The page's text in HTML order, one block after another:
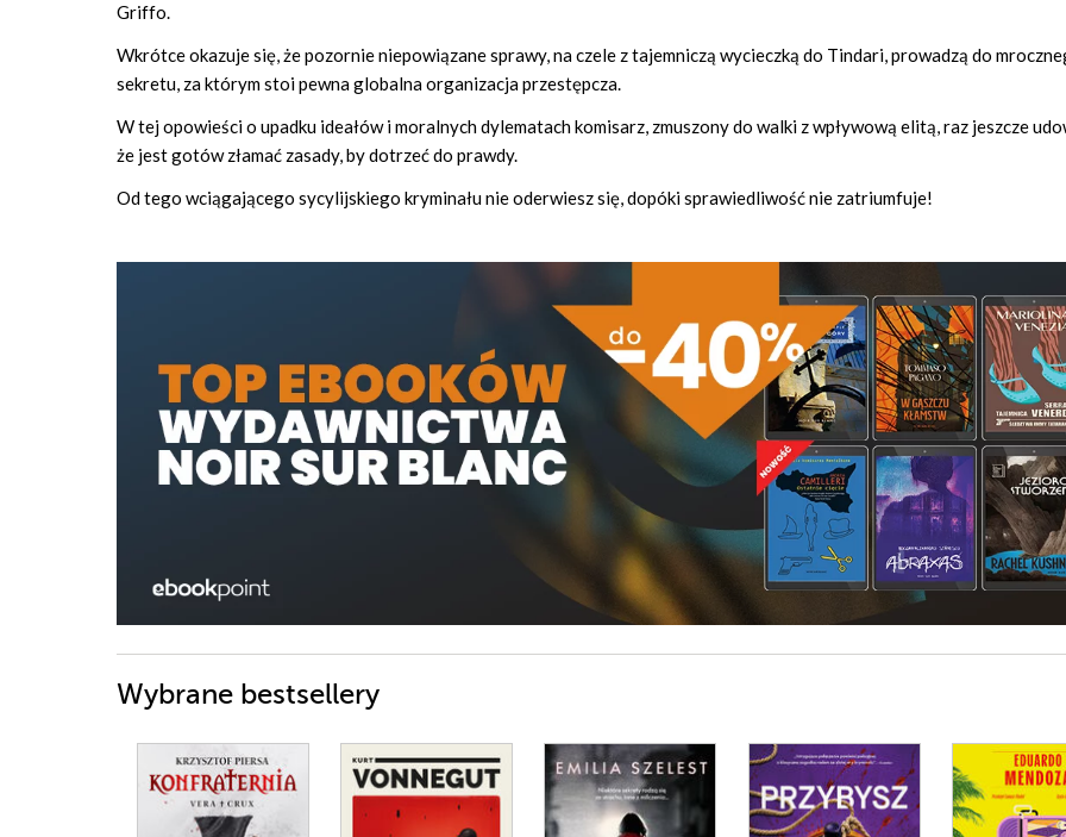
Griffo.
Wkrótce okazuje się, że pozornie niepowiązane sprawy, na czele z tajemniczą wycieczką do Tindari, prowadzą do
sekretu, za którym stoi pewna globalna organizacja przestępcza.
W tej opowieści o upadku ideałów i moralnych dylematach komisarz, zmuszony do walki z wpływową elitą, raz jeszcze
że jest gotów złamać zasady, by dotrzeć do prawdy.
Od tego wciągającego sycylijskiego kryminału nie oderwiesz się, dopóki sprawiedliwość nie zatriumfuje!
Wybrane bestsellery